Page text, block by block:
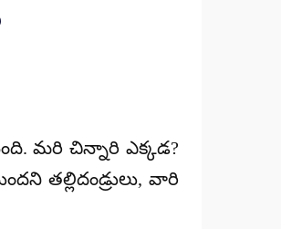
మరి చిన్నారి ఎక్కడ?
తల్లిదండ్రులు, వారి